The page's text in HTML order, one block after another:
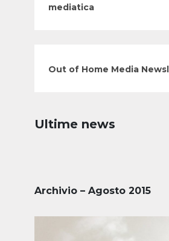
mediatica
Out of Home Media
Ultime news
Archivio – Agosto 2015